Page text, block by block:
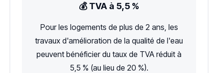
💰 TVA à 5,5 %
Pour les logements de plus de 2 ans, les
travaux d'amélioration de la qualité de l'eau
peuvent bénéficier du taux de TVA réduit à
5,5 % (au lieu de 20 %).